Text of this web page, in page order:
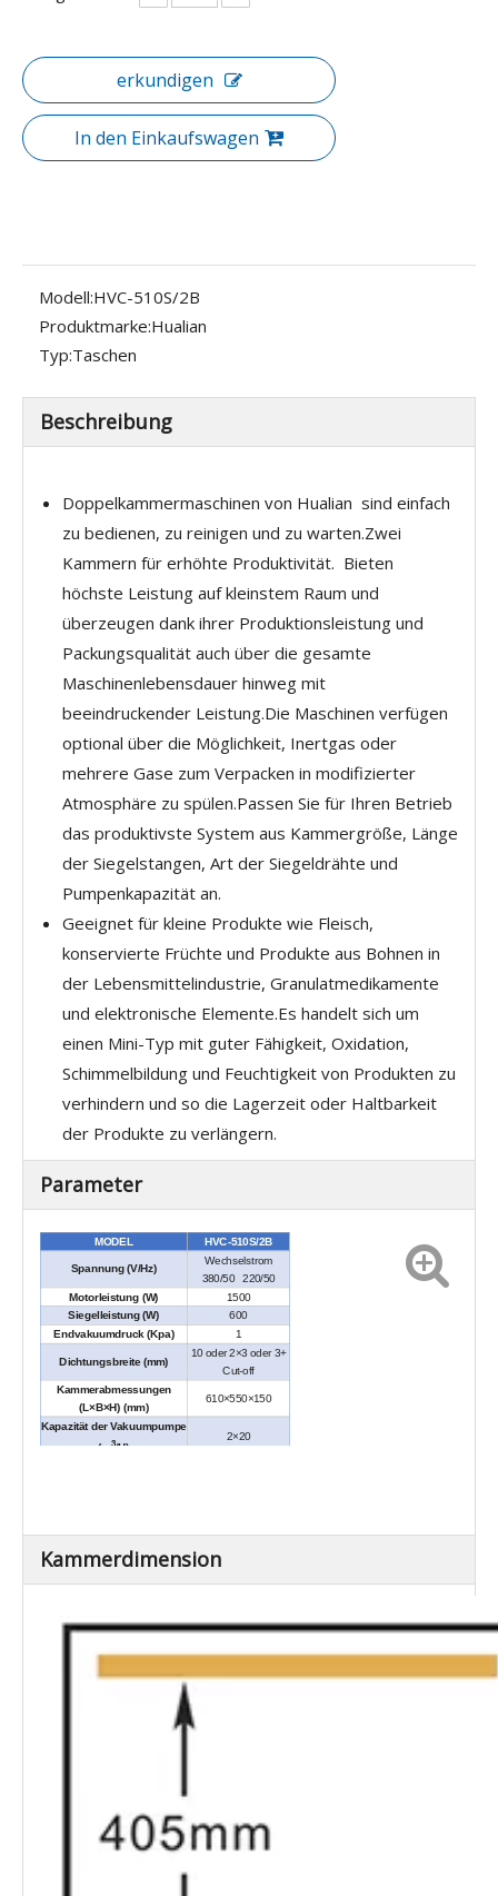
erkundigen
In den Einkaufswagen
Modell:HVC-510S/2B
Produktmarke:Hualian
Typ:Taschen
Beschreibung
Doppelkammermaschinen von Hualian sind einfach
zu bedienen, zu reinigen und zu warten.Zwei
Kammern für erhöhte Produktivität. Bieten
höchste Leistung auf kleinstem Raum und
überzeugen dank ihrer Produktionsleistung und
Packungsqualität auch über die gesamte
Maschinenlebensdauer hinweg mit
beeindruckender Leistung.Die Maschinen verfügen
optional über die Möglichkeit, Inertgas oder
mehrere Gase zum Verpacken in modifizierter
Atmosphäre zu spülen.Passen Sie für Ihren Betrieb
das produktivste System aus Kammergröße, Länge
der Siegelstangen, Art der Siegeldrähte und
Pumpenkapazität an.
Geeignet für kleine Produkte wie Fleisch,
konservierte Früchte und Produkte aus Bohnen in
der Lebensmittelindustrie, Granulatmedikamente
und elektronische Elemente.Es handelt sich um
einen Mini-Typ mit guter Fähigkeit, Oxidation,
Schimmelbildung und Feuchtigkeit von Produkten zu
verhindern und so die Lagerzeit oder Haltbarkeit
der Produkte zu verlängern.
Parameter
MODEL HVC-510S/2B
Spannung (V/Hz)
Wechselstrom
380/50 220/50
Motorleistung (W)
1500
Siegelleistung (W)
600
Endvakuumdruck (Kpa)
1
Dichtungsbreite (mm)
10 oder 2×3 oder 3+
Cut-off
Kammerabmessungen
(L×B×H) (mm)
610×550×150
Kapazität der Vakuumpumpe
(m3/H)
2×20
Kammerdimension